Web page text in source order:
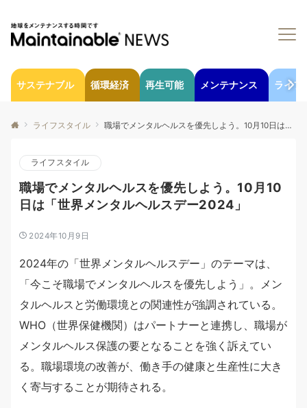
サステナブル 循環経済 再生可能 メンテナンス ライフ
ライフスタイル 職場でメンタルヘルスを優先しよう。10月10日は「世界メンタルヘルスデー2024」
ライフスタイル
職場でメンタルヘルスを優先しよう。10月10
日は「世界メンタルヘルスデー2024」
2024年10月9日
2024年の「世界メンタルヘルスデー」のテーマは、
「今こそ職場でメンタルヘルスを優先しよう」。メン
タルヘルスと労働環境との関連性が強調されている。
WHO（世界保健機関）はパートナーと連携し、職場が
メンタルヘルス保護の要となることを強く訴えてい
る。職場環境の改善が、働き手の健康と生産性に大き
く寄与することが期待される。